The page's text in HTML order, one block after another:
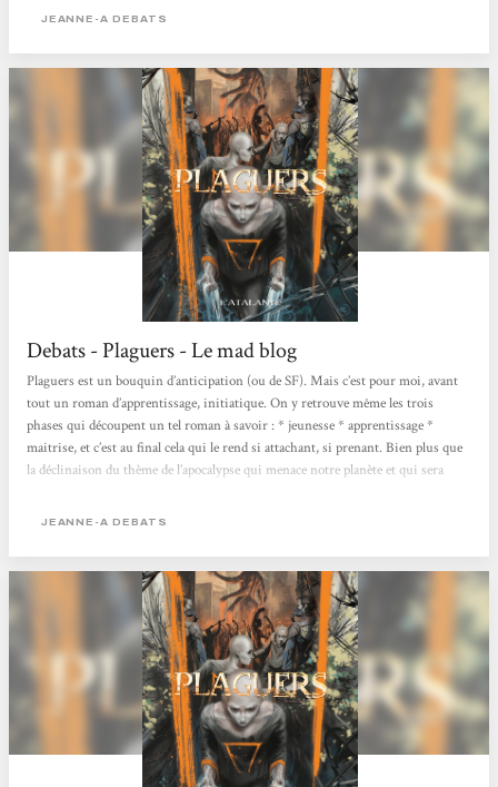
dans l’air, une alchimie redoutable qui capture et laisse l’esprit à la merci de
JEANNE-A DEBATS
Debats - Plaguers - Le mad blog
Plaguers est un bouquin d’anticipation (ou de SF). Mais c’est pour moi, avant
tout un roman d’apprentissage, initiatique. On y retrouve même les trois
phases qui découpent un tel roman à savoir : * jeunesse * apprentissage *
maitrise, et c’est au final cela qui le rend si attachant, si prenant. Bien plus que
la déclinaison du thème de l’apocalypse qui menace notre planète et qui sera
de soulever une caisse de bouquins pour en trouver une tripotée. Et même si, je
JEANNE-A DEBATS